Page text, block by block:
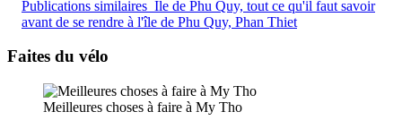
Publications similaires Ile de Phu Quy, tout ce qu'il faut savoir
avant de se rendre à l'île de Phu Quy, Phan Thiet
Faites du vélo
Meilleures choses à faire à My Tho